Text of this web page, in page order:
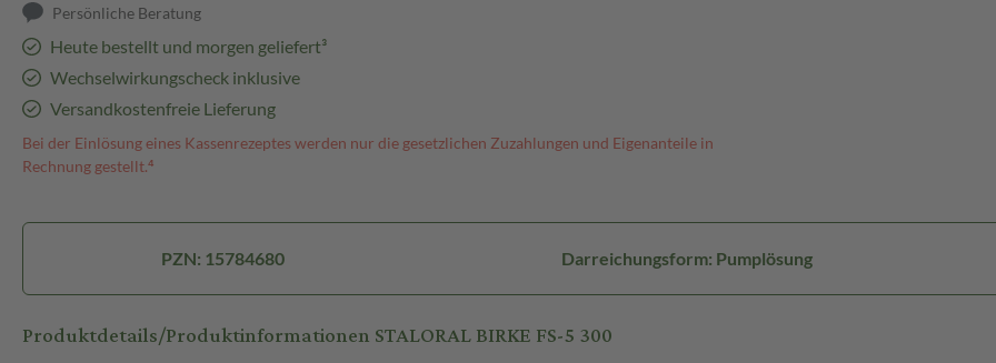
Persönliche Beratung
Heute bestellt und morgen geliefert³
Wechselwirkungscheck inklusive
Versandkostenfreie Lieferung
Bei der Einlösung eines Kassenrezeptes werden nur die gesetzlichen Zuzahlungen und Eigenanteile in
Rechnung gestellt.⁴
PZN: 15784680 Darreichungsform: Pumplösung
Produktdetails/Produktinformationen STALORAL BIRKE FS-5 300